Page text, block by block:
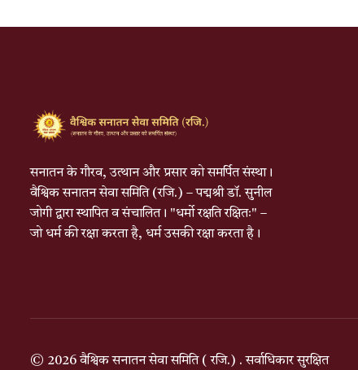
सनातन के गौरव, उत्थान और प्रसार को समर्पित संस्था।
वैश्विक सनातन सेवा समिति (रजि.) – पद्मश्री डॉ. सुनील
जोगी द्वारा स्थापित व संचालित। "धर्मो रक्षति रक्षितः" –
जो धर्म की रक्षा करता है, धर्म उसकी रक्षा करता है।
© 2026 वैश्विक सनातन सेवा समिति ( रजि.) . सर्वाधिकार सुरक्षित